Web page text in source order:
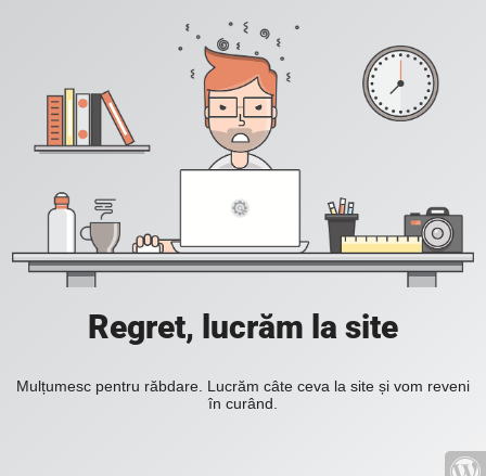
Regret, lucrăm la site
Mulțumesc pentru răbdare. Lucrăm câte ceva la site și vom reveni
în curând.